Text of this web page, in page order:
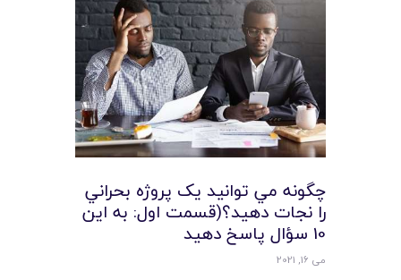
چگونه مي توانيد يک پروژه بحراني
را نجات دهيد؟(قسمت اول: به اين
10 سؤال پاسخ دهيد
می 16, 2021